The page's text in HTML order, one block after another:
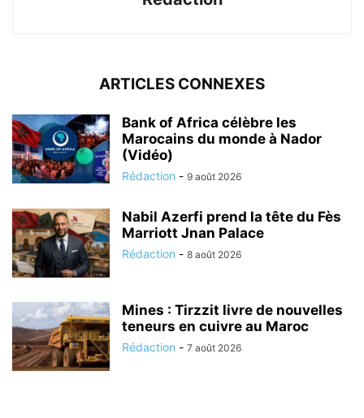
ARTICLES CONNEXES
Bank of Africa célèbre les
Marocains du monde à Nador
(Vidéo)
Rédaction - 9 août 2026
Nabil Azerfi prend la tête du Fès
Marriott Jnan Palace
Rédaction - 8 août 2026
Mines : Tirzzit livre de nouvelles
teneurs en cuivre au Maroc
Rédaction - 7 août 2026